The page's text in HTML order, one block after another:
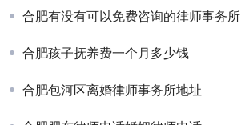
合肥有没有可以免费咨询的律师事务所
合肥孩子抚养费一个月多少钱
合肥包河区离婚律师事务所地址